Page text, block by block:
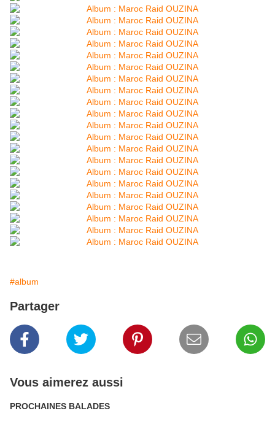
#album
Partager
Vous aimerez aussi
PROCHAINES BALADES